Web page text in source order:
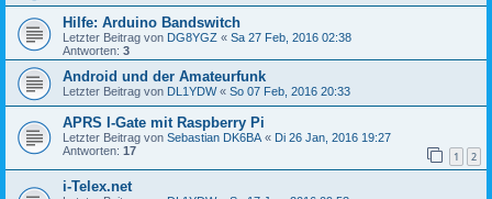
Hilfe: Arduino Bandswitch
Letzter Beitrag von DG8YGZ « Sa 27 Feb, 2016 02:38
Antworten: 3
Android und der Amateurfunk
Letzter Beitrag von DL1YDW« So 07 Feb, 2016 20:33
APRS I-Gate mit Raspberry Pi
Letzter Beitrag von Sebastian DK6BA « Di 26 Jan, 2016 19:27
Antworten: 17 1 2
i-Telex.net